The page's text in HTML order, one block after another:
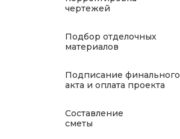
чертежей
Подбор отделочных
материалов
Подписание финального
акта и оплата проекта
Составление
сметы